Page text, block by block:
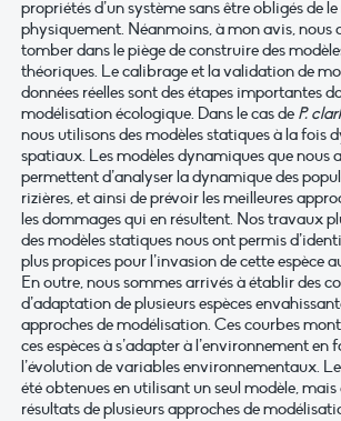
propriétés d’un système sans être obligés de
physiquement. Néanmoins, à mon avis, nous
tomber dans le piège de construire des
théoriques. Le calibrage et la validation de
données réelles sont des étapes importantes
modélisation écologique. Dans le cas de P.
nous utilisons des modèles statiques à la fois
spatiaux. Les modèles dynamiques que nous
permettent d’analyser la dynamique des
rizières, et ainsi de prévoir les meilleures
les dommages qui en résultent. Nos travaux
des modèles statiques nous ont permis
plus propices pour l’invasion de cette espèce
En outre, nous sommes arrivés à établir des
d’adaptation de plusieurs espèces
approches de modélisation. Ces courbes
ces espèces à s’adapter à l’environnement en
l’évolution de variables environnementaux.
été obtenues en utilisant un seul modèle, mais
résultats de plusieurs approches de